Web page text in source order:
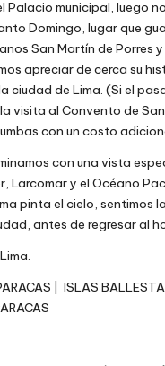
Palacio municipal, luego
Domingo, lugar que
San Martín de Porres
apreciar de cerca su
ciudad de Lima. (Si el
visita al Convento de
con un costo
con una vista
Larcomar y el Océano
pinta el cielo, sentimos
antes de regresar al
| ISLAS